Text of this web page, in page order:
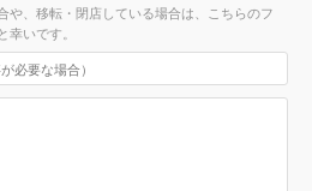
や、移転・閉店している場合は、こちらのフ
いです。